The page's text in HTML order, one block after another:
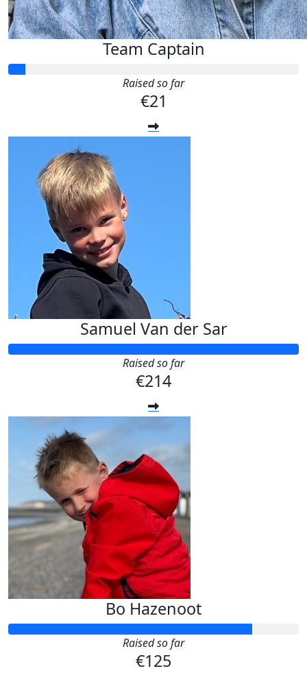
Team Captain
Raised so far
€21
Samuel Van der Sar
Raised so far
€214
Bo Hazenoot
Raised so far
€125